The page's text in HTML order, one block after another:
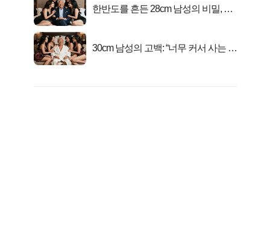
한반도를 흔든 28cm 남성의 비밀, 매
30cm 남성의 고백: “너무 커서 사는 게